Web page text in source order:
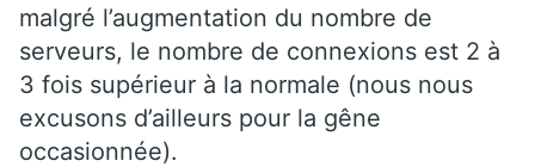
malgré l’augmentation du nombre de
serveurs, le nombre de connexions est 2 à
3 fois supérieur à la normale (nous nous
excusons d’ailleurs pour la gêne
occasionnée).